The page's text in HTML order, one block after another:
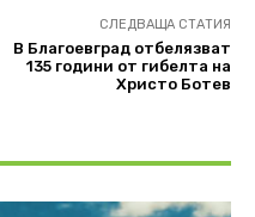
СЛЕДВАЩА СТАТИЯ
В Благоевград отбелязват
135 години от гибелта на
Христо Ботев